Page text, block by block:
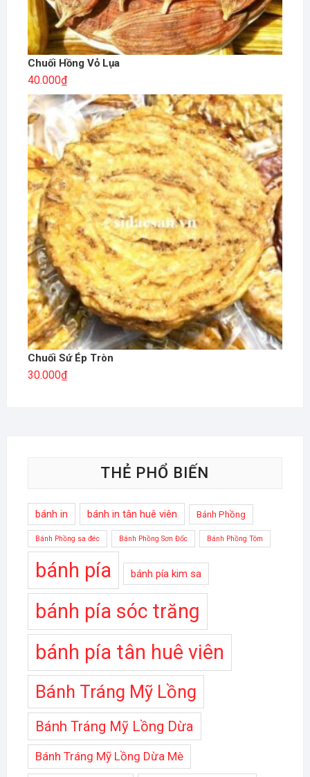
Chuối Hồng Vỏ Lụa
40.000₫
Chuối Sứ Ép Tròn
30.000₫
THẺ PHỔ BIẾN
bánh in bánh in tân huê viên Bánh Phồng
Bánh Phồng sa đéc Bánh Phồng Sơn Đốc Bánh Phồng Tôm
bánh pía bánh pía kim sa
bánh pía sóc trăng
bánh pía tân huê viên
Bánh Tráng Mỹ Lồng
Bánh Tráng Mỹ Lồng Dừa
Bánh Tráng Mỹ Lồng Dừa Mè